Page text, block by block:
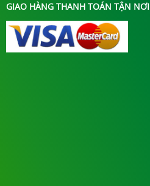
GIAO HÀNG THANH TOÁN TẬN NƠI